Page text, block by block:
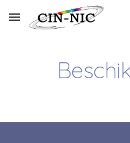
Skip to main content